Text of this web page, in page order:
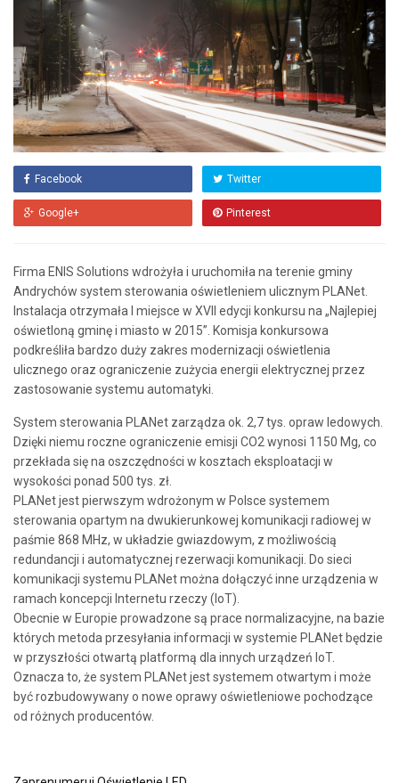
Facebook Twitter
Google+ Pinterest
Firma ENIS Solutions wdrożyła i uruchomiła na terenie gminy
Andrychów system sterowania oświetleniem ulicznym PLANet.
Instalacja otrzymała I miejsce w XVII edycji konkursu na „Najlepiej
oświetloną gminę i miasto w 2015”. Komisja konkursowa
podkreśliła bardzo duży zakres modernizacji oświetlenia
ulicznego oraz ograniczenie zużycia energii elektrycznej przez
zastosowanie systemu automatyki.
System sterowania PLANet zarządza ok. 2,7 tys. opraw ledowych.
Dzięki niemu roczne ograniczenie emisji CO2 wynosi 1150 Mg, co
przekłada się na oszczędności w kosztach eksploatacji w
wysokości ponad 500 tys. zł.
PLANet jest pierwszym wdrożonym w Polsce systemem
sterowania opartym na dwukierunkowej komunikacji radiowej w
paśmie 868 MHz, w układzie gwiazdowym, z możliwością
redundancji i automatycznej rezerwacji komunikacji. Do sieci
komunikacji systemu PLANet można dołączyć inne urządzenia w
ramach koncepcji Internetu rzeczy (IoT).
Obecnie w Europie prowadzone są prace normalizacyjne, na bazie
których metoda przesyłania informacji w systemie PLANet będzie
w przyszłości otwartą platformą dla innych urządzeń IoT.
Oznacza to, że system PLANet jest systemem otwartym i może
być rozbudowywany o nowe oprawy oświetleniowe pochodzące
od różnych producentów.